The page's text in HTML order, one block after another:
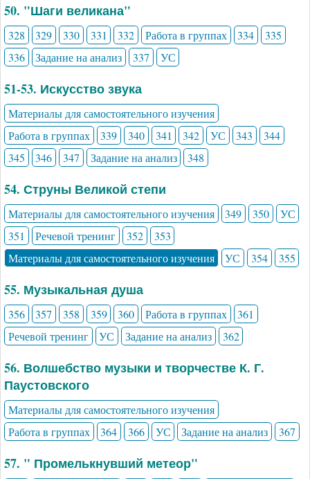
50. "Шаги великана"
328 329 330 331 332 Работа в группах 334
335
336
Задание на анализ 337 УС
51-53. Искусство звука
Материалы для самостоятельного изучения
Работа в группах
339 340 341 342 УС 343
344
345
346 347 Задание на анализ 348
54. Струны Великой степи
Материалы для самостоятельного изучения 349 350
УС
351
Речевой тренинг 352
353
Материалы для самостоятельного изучения
УС 354 355
55. Музыкальная душа
356 357 358 359 360 Работа в группах
361
Речевой тренинг
УС Задание на анализ 362
56. Волшебство музыки и творчестве К. Г.
Паустовского
Материалы для самостоятельного изучения
Работа в группах
364 366 УС Задание на анализ 367
57. " Промелькнувший метеор"